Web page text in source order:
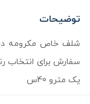
توضیحات
شلف خاص مکرومه
سفارش برای انتخاب
یک مترو 40س